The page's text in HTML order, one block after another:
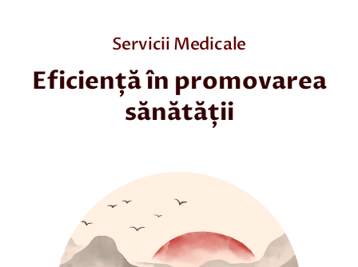
Servicii Medicale
Eficiență în promovarea
sănătății